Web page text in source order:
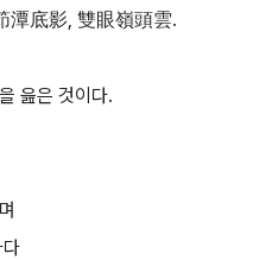
潭底影, 雙眼嶺頭雲.
읊은 것이다.